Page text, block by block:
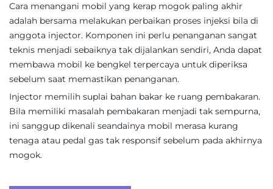
Cara menangani mobil yang kerap mogok paling akhir
adalah bersama melakukan perbaikan proses injeksi bila di
anggota injector. Komponen ini perlu penanganan sangat
teknis menjadi sebaiknya tak dijalankan sendiri, Anda dapat
membawa mobil ke bengkel terpercaya untuk diperiksa
sebelum saat memastikan penanganan.
Injector memilih suplai bahan bakar ke ruang pembakaran.
Bila memiliki masalah pembakaran menjadi tak sempurna,
ini sanggup dikenali seandainya mobil merasa kurang
tenaga atau pedal gas tak responsif sebelum pada akhirnya
mogok.